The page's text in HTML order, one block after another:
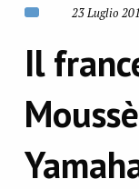
23 Luglio
Il